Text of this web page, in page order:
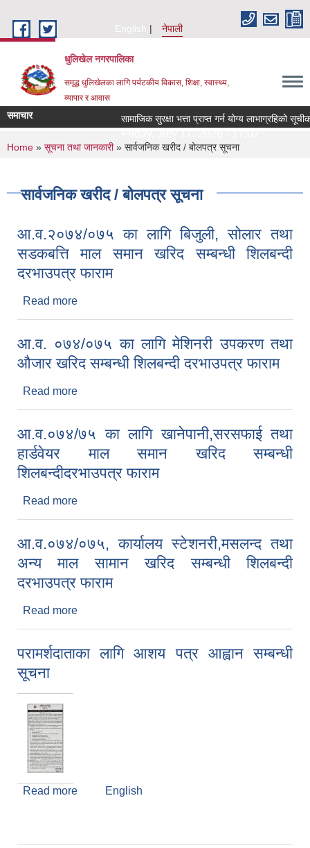
English
नेपाली
धुलिखेल नगरपालिका
समृद्ध धुलिखेलका लागि पर्यटकीय विकास, शिक्षा, स्वास्थ्य,
व्यापार र आवास
समाचार सामाजिक सुरक्षा भत्ता प्राप्त गर्न योग्य लाभाग्रहिको
You are here
Home » सूचना तथा जानकारी» सार्वजनिक खरीद / बोलपत्र सूचना
सार्वजनिक खरीद / बोलपत्र सूचना
आ.व.२०७४/०७५ का लागि बिजुली, सोलार तथा
सडकबत्ति माल समान खरिद सम्बन्धी शिलबन्दी
दरभाउपत्र फाराम
Read more
आ.व. ०७४/०७५ का लागि मेशिनरी उपकरण तथा
औजार खरिद सम्बन्धी शिलबन्दी दरभाउपत्र फाराम
Read more
आ.व.०७४/७५ का लागि खानेपानी,सरसफाई तथा
हार्डवेयर माल समान खरिद सम्बन्धी
शिलबन्दीदरभाउपत्र फाराम
Read more
आ.व.०७४/०७५, कार्यालय स्टेशनरी,मसलन्द तथा
अन्य माल सामान खरिद सम्बन्धी शिलबन्दी
दरभाउपत्र फाराम
Read more
परामर्शदाताका लागि आशय पत्र आह्वान सम्बन्धी
सूचना
Read more about परामर्शदाताका लागि आशय पत्र आह्वान सम्बन्धी
English